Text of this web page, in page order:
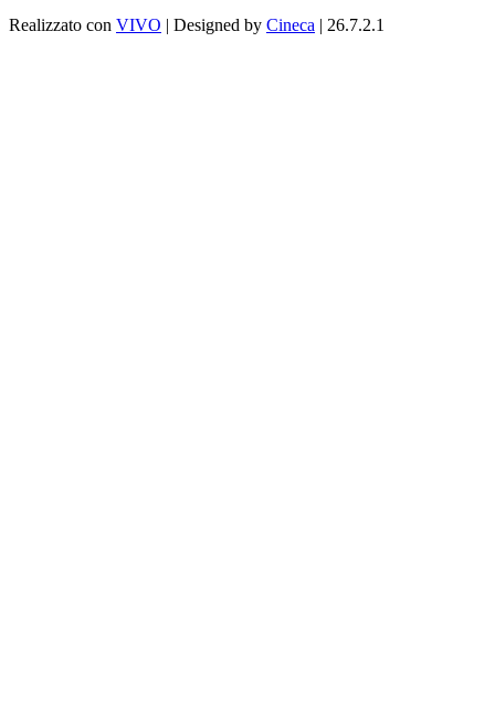
Realizzato con VIVO | Designed by Cineca | 26.7.2.1